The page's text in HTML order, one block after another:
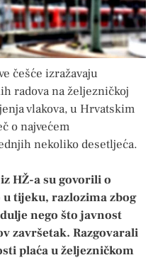
češće izražavaju
radova na željezničkoj
vlakova, u Hrvatskim
o najvećem
nekoliko desetljeća.
HŽ-a su govorili o
tijeku, razlozima zbog
nego što javnost
završetak. Razgovarali
plaća u željezničkom